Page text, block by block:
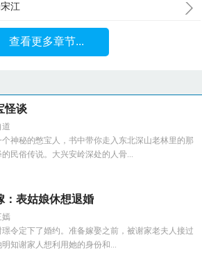
江
查看更多章节...
怪谈
道
神秘的憋宝人，书中带你走入东北深山老林里的那
民俗传说。大兴安岭深处的人骨...
：表姑娘休想退婚
嫣
令定下了婚约。准备嫁娶之前，被谢家老夫人接过
知谢家人想利用她的身份和...